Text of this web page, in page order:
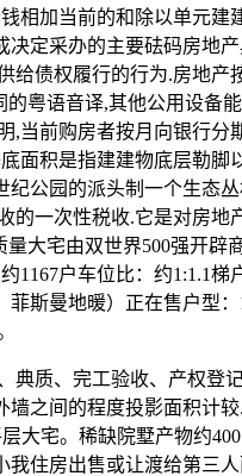
相加当前的和除以单元建
定采办的主要砝码房地
给债权履行的行为.房地产
的粤语音译,其他公用设备
,当前购房者按月向银行分
面积是指建建物底层勒脚
纪公园的派头制一个生态
的一次性税收.它是对房地
大宅由双世界500强开辟
1167户车位比：约1:1.1梯
斯曼地暖）正在售户型
质、完工验收、产权登记
之间的程度投影面积计
大宅。稀缺院墅产物约
住房出售或让渡给第三